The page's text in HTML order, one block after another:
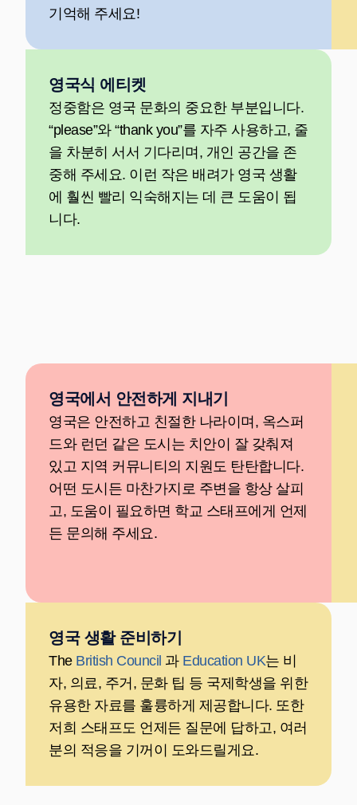
기억해 주세요!
영국식 에티켓
정중함은 영국 문화의 중요한 부분입니다.
“please”와 “thank you”를 자주 사용하고, 줄
을 차분히 서서 기다리며, 개인 공간을 존
중해 주세요. 이런 작은 배려가 영국 생활
에 훨씬 빨리 익숙해지는 데 큰 도움이 됩
니다.
영국에서 안전하게 지내기
영국은 안전하고 친절한 나라이며, 옥스퍼
드와 런던 같은 도시는 치안이 잘 갖춰져
있고 지역 커뮤니티의 지원도 탄탄합니다.
어떤 도시든 마찬가지로 주변을 항상 살피
고, 도움이 필요하면 학교 스태프에게 언제
든 문의해 주세요.
영국 생활 준비하기
The British Council 과 Education UK는 비
자, 의료, 주거, 문화 팁 등 국제학생을 위한
유용한 자료를 훌륭하게 제공합니다. 또한
저희 스태프도 언제든 질문에 답하고, 여러
분의 적응을 기꺼이 도와드릴게요.